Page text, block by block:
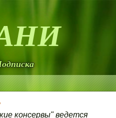
консервы" ведется